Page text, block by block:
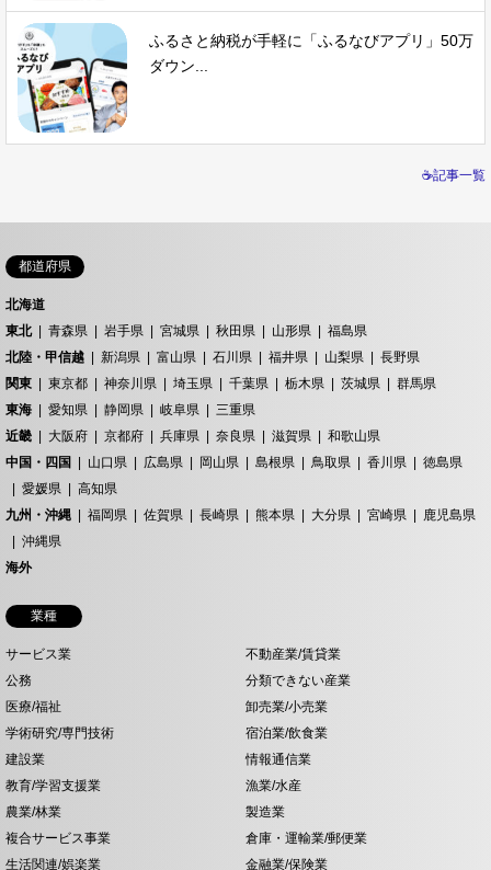
ふるさと納税が手軽に「ふるなびアプリ」50万
ダウン...
☕記事一覧
都道府県
北海道
東北
青森県 岩手県 宮城県 秋田県 山形県
福島県
北陸・甲信越
新潟県 富山県 石川県 福井県 山梨県
長野県
関東
東京都 神奈川県 埼玉県 千葉県 栃木県 茨城県
群馬県
東海
愛知県 静岡県 岐阜県
三重県
近畿
大阪府 京都府 兵庫県 奈良県 滋賀県
和歌山県
中国・四国
山口県 広島県 岡山県 島根県 鳥取県 香川県
徳島県
愛媛県
高知県
九州・沖縄
福岡県 佐賀県 長崎県 熊本県 大分県 宮崎県
鹿児島県
沖縄県
海外
業種
サービス業
不動産業/賃貸業
公務
分類できない産業
医療/福祉
卸売業/小売業
学術研究/専門技術
宿泊業/飲食業
建設業
情報通信業
教育/学習支援業
漁業/水産
農業/林業
製造業
複合サービス事業
倉庫・運輸業/郵便業
生活関連/娯楽業
金融業/保険業